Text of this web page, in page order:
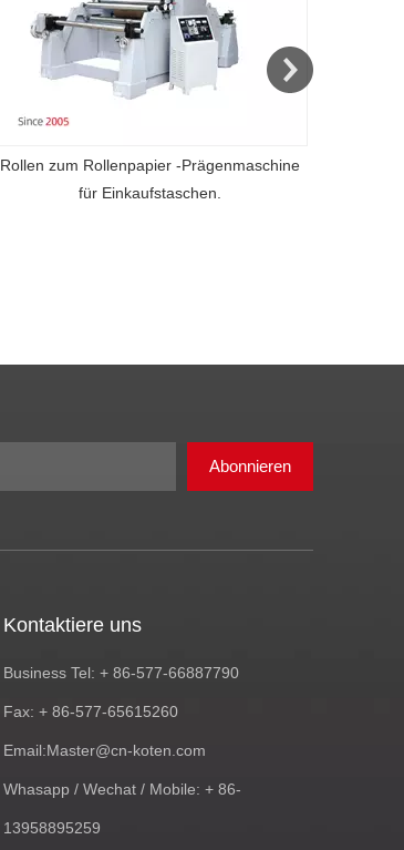
Rollen zum Rollenpapier -Prägenmaschine
für Einkaufstaschen.
Abonnieren
Kontaktiere uns
Business Tel: + 86-577-66887790
Fax: + 86-577-65615260
Email:Master@cn-koten.com
Whasapp / Wechat / Mobile: + 86-
13958895259